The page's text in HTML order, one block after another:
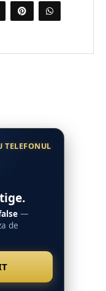
TELEFONUL
—
de